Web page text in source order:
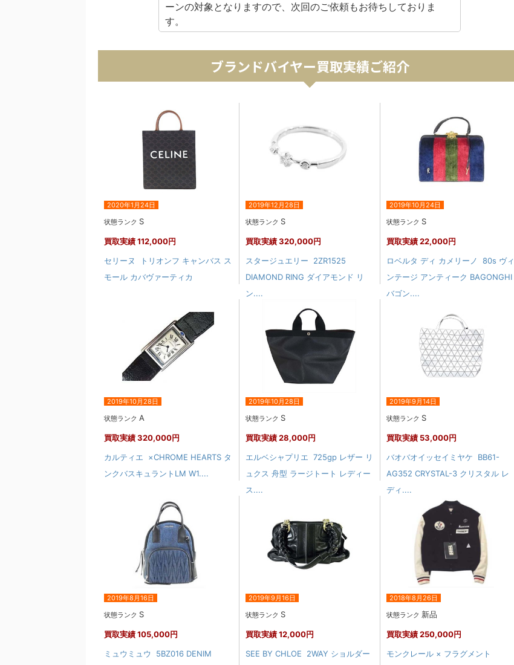
ーンの対象となりますので、次回のご依頼もお待ちしておりま
す。
ブランドバイヤー買取実績ご紹介
2020年1月24日
状態ランク S
買取実績112,000円
セリーヌ トリオンフ キャンバス ス
モール カバヴァーティカ
2019年12月28日
状態ランク S
買取実績320,000円
スタージュエリー 2ZR1525
DIAMOND RING ダイアモンド リ
ン....
2019年10月24日
状態ランク S
買取実績22,000円
ロベルタ ディ カメリーノ 80s ヴィ
ンテージ アンティーク BAGONGHI
バゴン....
2019年10月28日
状態ランク A
買取実績320,000円
カルティエ ×CHROME HEARTS タ
ンクバスキュラントLM W1....
2019年10月28日
状態ランク S
買取実績28,000円
エルベシャプリエ 725gp レザー リ
ュクス 舟型 ラージトート レディー
ス....
2019年9月14日
状態ランク S
買取実績 53,000円
バオバオイッセイミヤケ BB61-
AG352 CRYSTAL-3 クリスタル レ
ディ....
2019年8月16日
状態ランク S
買取実績105,000円
ミュウミュウ 5BZ016 DENIM
2019年9月16日
状態ランク S
買取実績12,000円
SEE BY CHLOE 2WAY ショルダー
2018年8月26日
状態ランク 新品
買取実績250,000円
モンクレール × フラグメント